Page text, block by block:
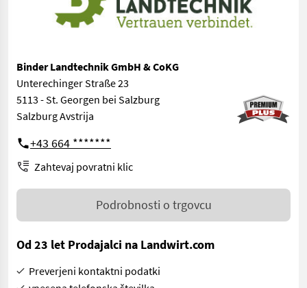
Binder Landtechnik GmbH & CoKG
Unterechinger Straße 23
5113 - St. Georgen bei Salzburg
Salzburg Avstrija
+43 664 *******
Zahtevaj povratni klic
Podrobnosti o trgovcu
Od 23 let Prodajalci na Landwirt.com
Preverjeni kontaktni podatki